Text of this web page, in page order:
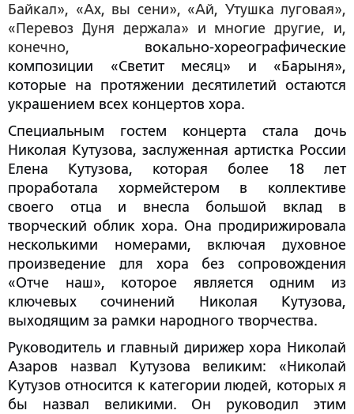
Байкал», «Ах, вы сени», «Ай, Утушка луговая»,
«Перевоз Дуня держала» и многие другие, и,
конечно, вокально-хореографические
композиции «Светит месяц» и «Барыня»,
которые на протяжении десятилетий остаются
украшением всех концертов хора.
Специальным гостем концерта стала дочь
Николая Кутузова, заслуженная артистка России
Елена Кутузова, которая более 18 лет
проработала хормейстером в коллективе
своего отца и внесла большой вклад в
творческий облик хора. Она продирижировала
несколькими номерами, включая духовное
произведение для хора без сопровождения
«Отче наш», которое является одним из
ключевых сочинений Николая Кутузова,
выходящим за рамки народного творчества.
Руководитель и главный дирижер хора Николай
Азаров назвал Кутузова великим: «Николай
Кутузов относится к категории людей, которых я
бы назвал великими. Он руководил этим